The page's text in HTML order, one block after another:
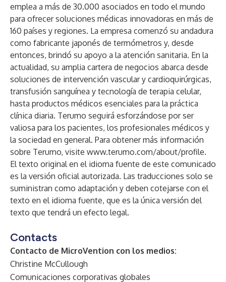
emplea a más de 30.000 asociados en todo el mundo
para ofrecer soluciones médicas innovadoras en más de
160 países y regiones. La empresa comenzó su andadura
como fabricante japonés de termómetros y, desde
entonces, brindó su apoyo a la atención sanitaria. En la
actualidad, su amplia cartera de negocios abarca desde
soluciones de intervención vascular y cardioquirúrgicas,
transfusión sanguínea y tecnología de terapia celular,
hasta productos médicos esenciales para la práctica
clínica diaria. Terumo seguirá esforzándose por ser
valiosa para los pacientes, los profesionales médicos y
la sociedad en general. Para obtener más información
sobre Terumo, visite www.terumo.com/about/profile.
El texto original en el idioma fuente de este comunicado
es la versión oficial autorizada. Las traducciones solo se
suministran como adaptación y deben cotejarse con el
texto en el idioma fuente, que es la única versión del
texto que tendrá un efecto legal.
Contacts
Contacto de MicroVention con los medios:
Christine McCullough
Comunicaciones corporativas globales